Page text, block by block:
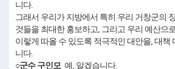
니다.
그래서 우리가 지방에서 특히 우리 거창군의
것들을 최대한 홍보하고, 그리고 우리 예산으
이렇게 따올 수 있도록 적극적인 대안을, 대책
니다.
○군수 구인모예, 알겠습니다.